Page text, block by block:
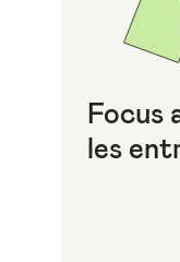
Focus
les